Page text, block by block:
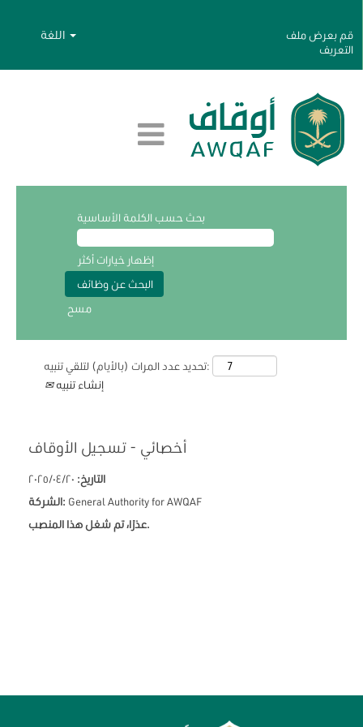
قم بعرض ملف
التعريف
بحث حسب الكلمة الأساسية
إظهار خيارات أكثر
مسح
تحديد عدد المرات (بالأيام) لتلقي تنبيه:
إنشاء تنبيه
أخصائي - تسجيل الأوقاف
التاريخ: ٢٠‏/٠٤‏/٢٠٢٥
الشركة: General Authority for AWQAF
عذرًا، تم شغل هذا المنصب.